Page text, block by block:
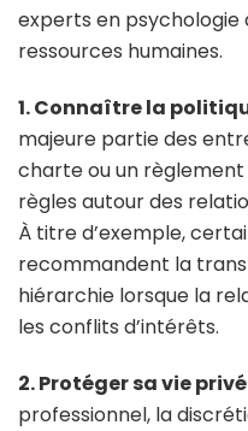
experts en psychologie
ressources humaines.
1. Connaître la
majeure partie des
charte ou un
règles autour des
À titre d’exemple,
recommandent la
hiérarchie lorsque la
les conflits d’intérêts.
2. Protéger sa vie
professionnel, la